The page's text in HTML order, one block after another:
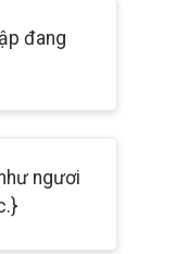
đang
ngươi